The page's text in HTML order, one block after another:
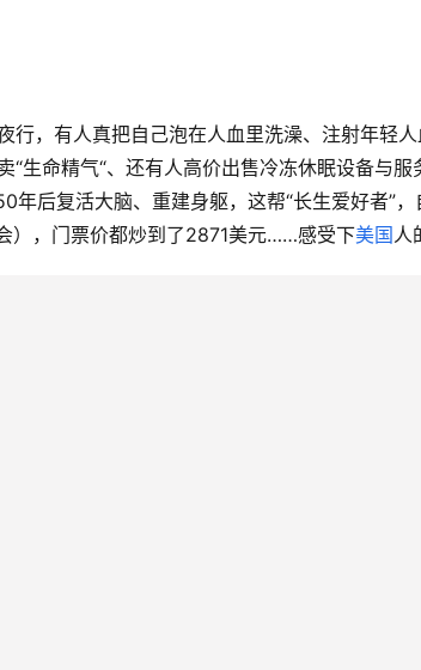
行，有人真把自己泡在人血里洗澡、注射年轻
“生命精气“、还有人高价出售冷冻休眠设备与
后复活大脑、重建身躯，这帮“长生爱好者”
），门票价都炒到了2871美元……感受下美国人